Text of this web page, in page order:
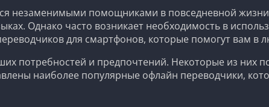
незаменимыми помощниками в повседневной
Однако часто возникает необходимость в
для смартфонов, которые помогут вам в
потребностей и предпочтений. Некоторые из них
наиболее популярные офлайн переводчики,